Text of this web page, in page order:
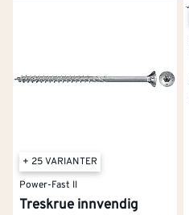
+ 25 VARIANTER
Power-Fast II
Treskrue innvendig